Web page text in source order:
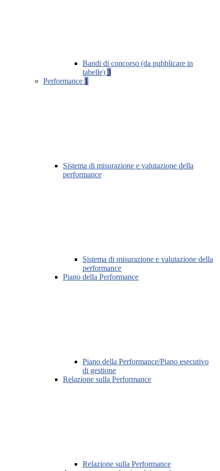
Bandi di concorso (da pubblicare in
tabelle) 3
Performance 1
Sistema di misurazione e valutazione della
performance
Sistema di misurazione e valutazione della
performance
Piano della Performance
Piano della Performance/Piano esecutivo
di gestione
Relazione sulla Performance
Relazione sulla Performance